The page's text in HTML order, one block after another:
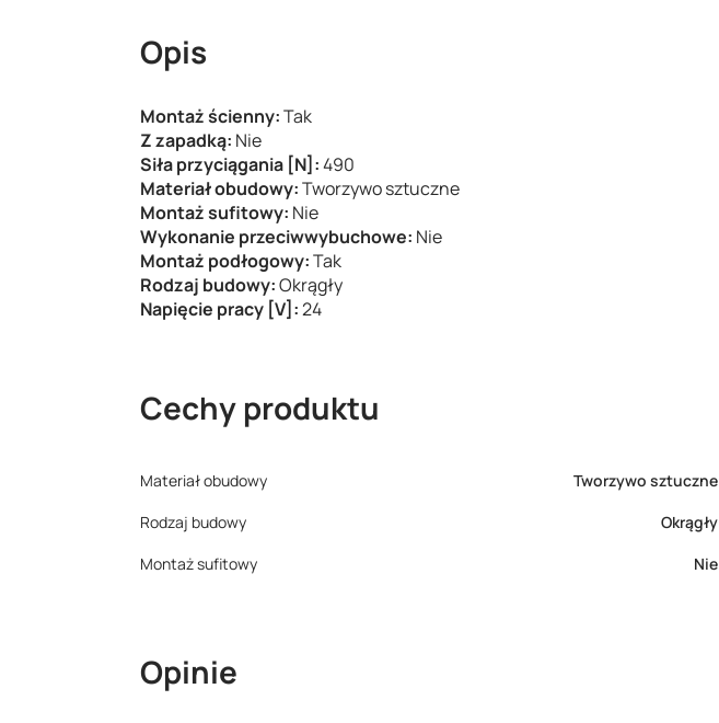
Opis
Montaż ścienny:Tak
Z zapadką: Nie
Siła przyciągania [N]:490
Materiał obudowy:Tworzywo sztuczne
Montaż sufitowy: Nie
Wykonanie przeciwwybuchowe: Nie
Montaż podłogowy:Tak
Rodzaj budowy:Okrągły
Napięcie pracy [V]:24
Cechy produktu
Materiał obudowy Tworzywo sztuczne
Rodzaj budowy
Okrągły
Montaż sufitowy
Nie
Opinie